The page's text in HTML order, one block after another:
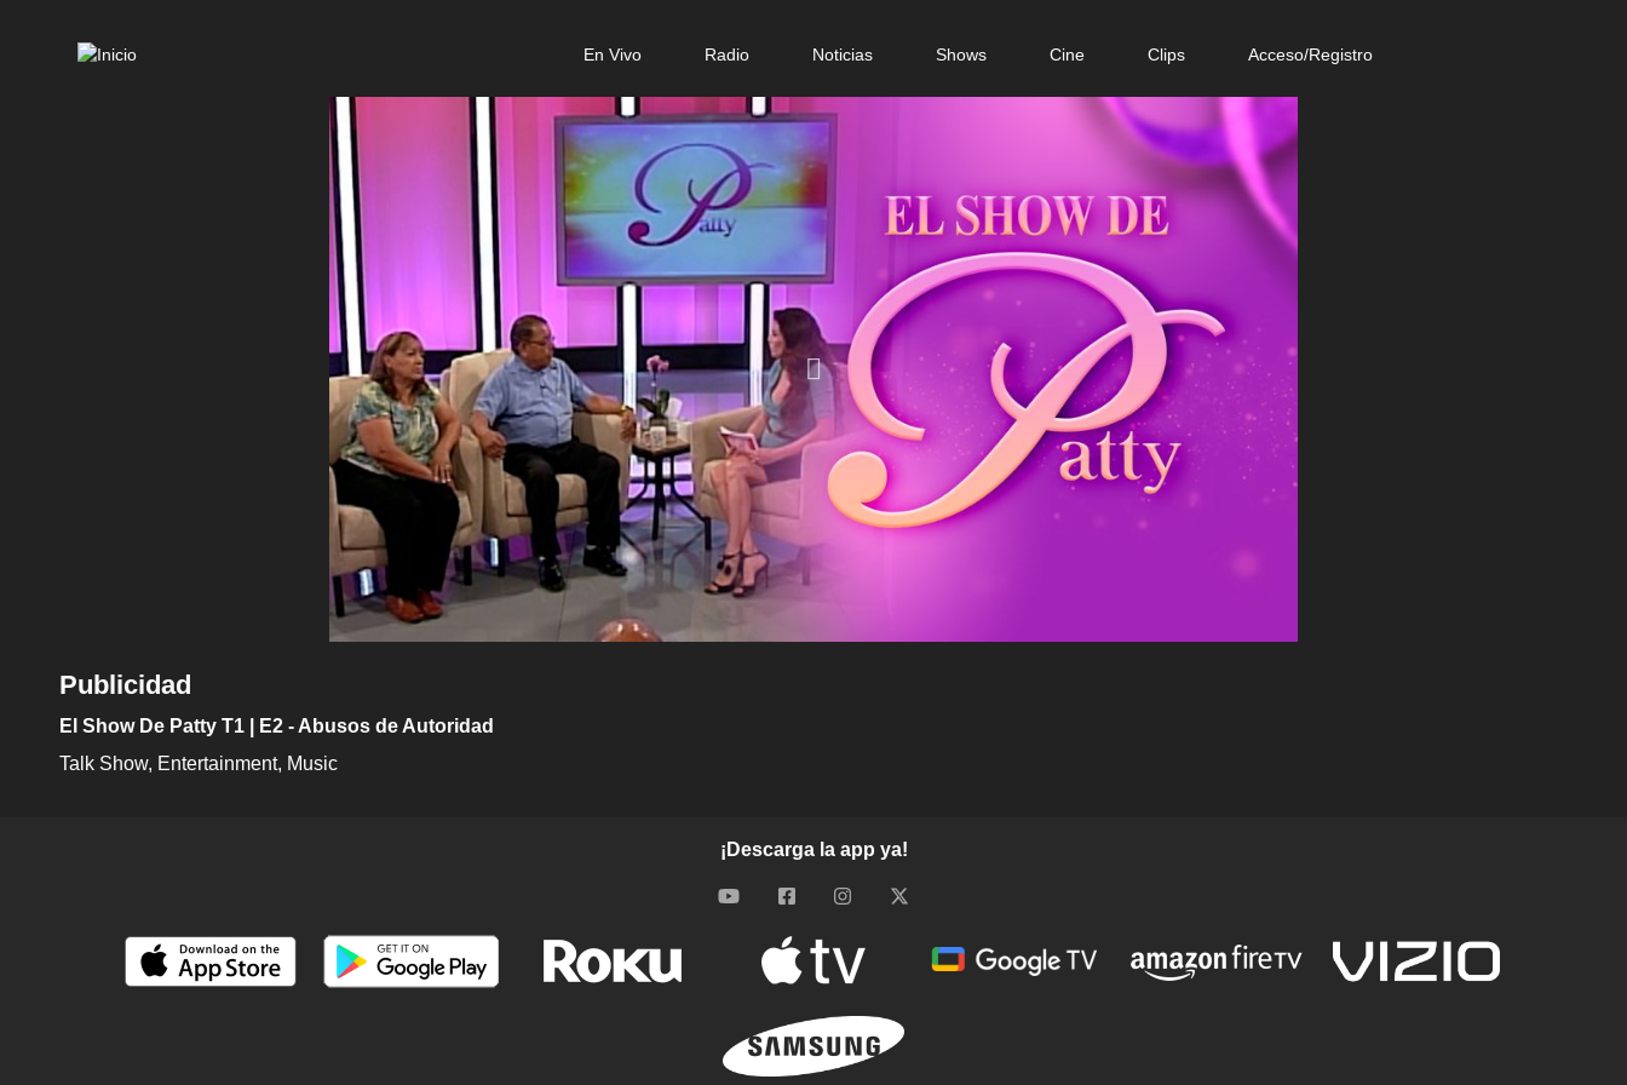
En Vivo Radio Noticias Shows Cine Clips Acceso/Registro
Publicidad
El Show De Patty T1 | E2 - Abusos de Autoridad
Talk Show
Entertainment Music
¡Descarga la app ya!